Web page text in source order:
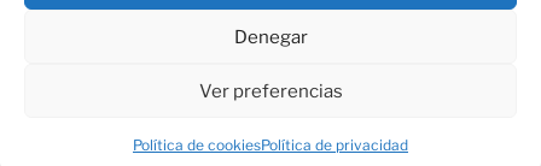
Denegar
Ver preferencias
Política de cookiesPolítica de privacidad